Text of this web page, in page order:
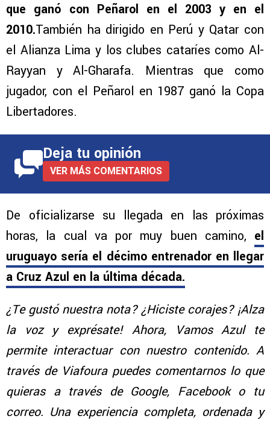
que ganó con Peñarol en el 2003 y en el
2010.También ha dirigido en Perú y Qatar con
el Alianza Lima y los clubes cataríes como Al-
Rayyan y Al-Gharafa. Mientras que como
jugador, con el Peñarol en 1987 ganó la Copa
Libertadores.
Deja tu opinión
VER MÁS COMENTARIOS
De oficializarse su llegada en las próximas
horas, la cual va por muy buen camino, el
uruguayo sería el décimo entrenador en llegar
a Cruz Azul en la última década.
¿Te gustó nuestra nota? ¿Hiciste corajes? ¡Alza
la voz y exprésate! Ahora, Vamos Azul te
permite interactuar con nuestro contenido. A
través de Viafoura puedes comentarnos lo que
quieras a través de Google, Facebook o tu
correo. Una experiencia completa, ordenada y